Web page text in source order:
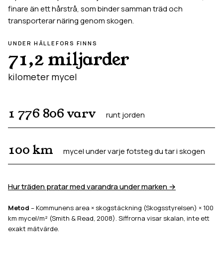
finare än ett hårstrå, som binder samman träd och
transporterar näring genom skogen.
UNDER HÄLLEFORS FINNS
71,2 miljarder
kilometer mycel
1 776 806 varv runt jorden
100 km mycel under varje fotsteg du tar i skogen
Hur träden pratar med varandra under marken →
Metod – Kommunens area × skogstäckning (Skogsstyrelsen) × 100
km mycel/m² (Smith & Read, 2008). Siffrorna visar skalan, inte ett
exakt mätvärde.